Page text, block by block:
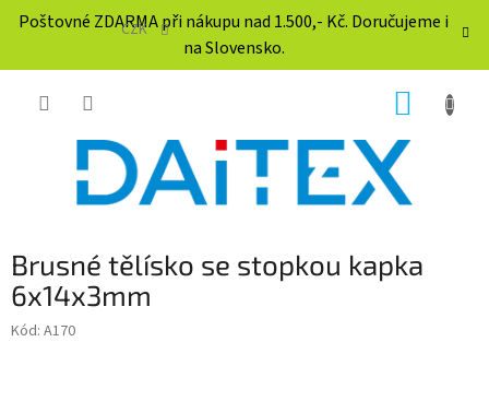
Poštovné ZDARMA při nákupu nad 1.500,- Kč. Doručujeme i
na Slovensko.
CZK
Brusné tělísko se stopkou kapka
6x14x3mm
Kód: A170